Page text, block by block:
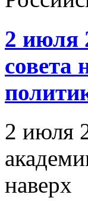
2 июля
совета
2 июля
наверх